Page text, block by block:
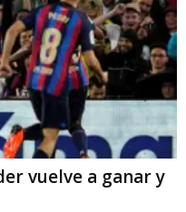
vuelve a ganar y